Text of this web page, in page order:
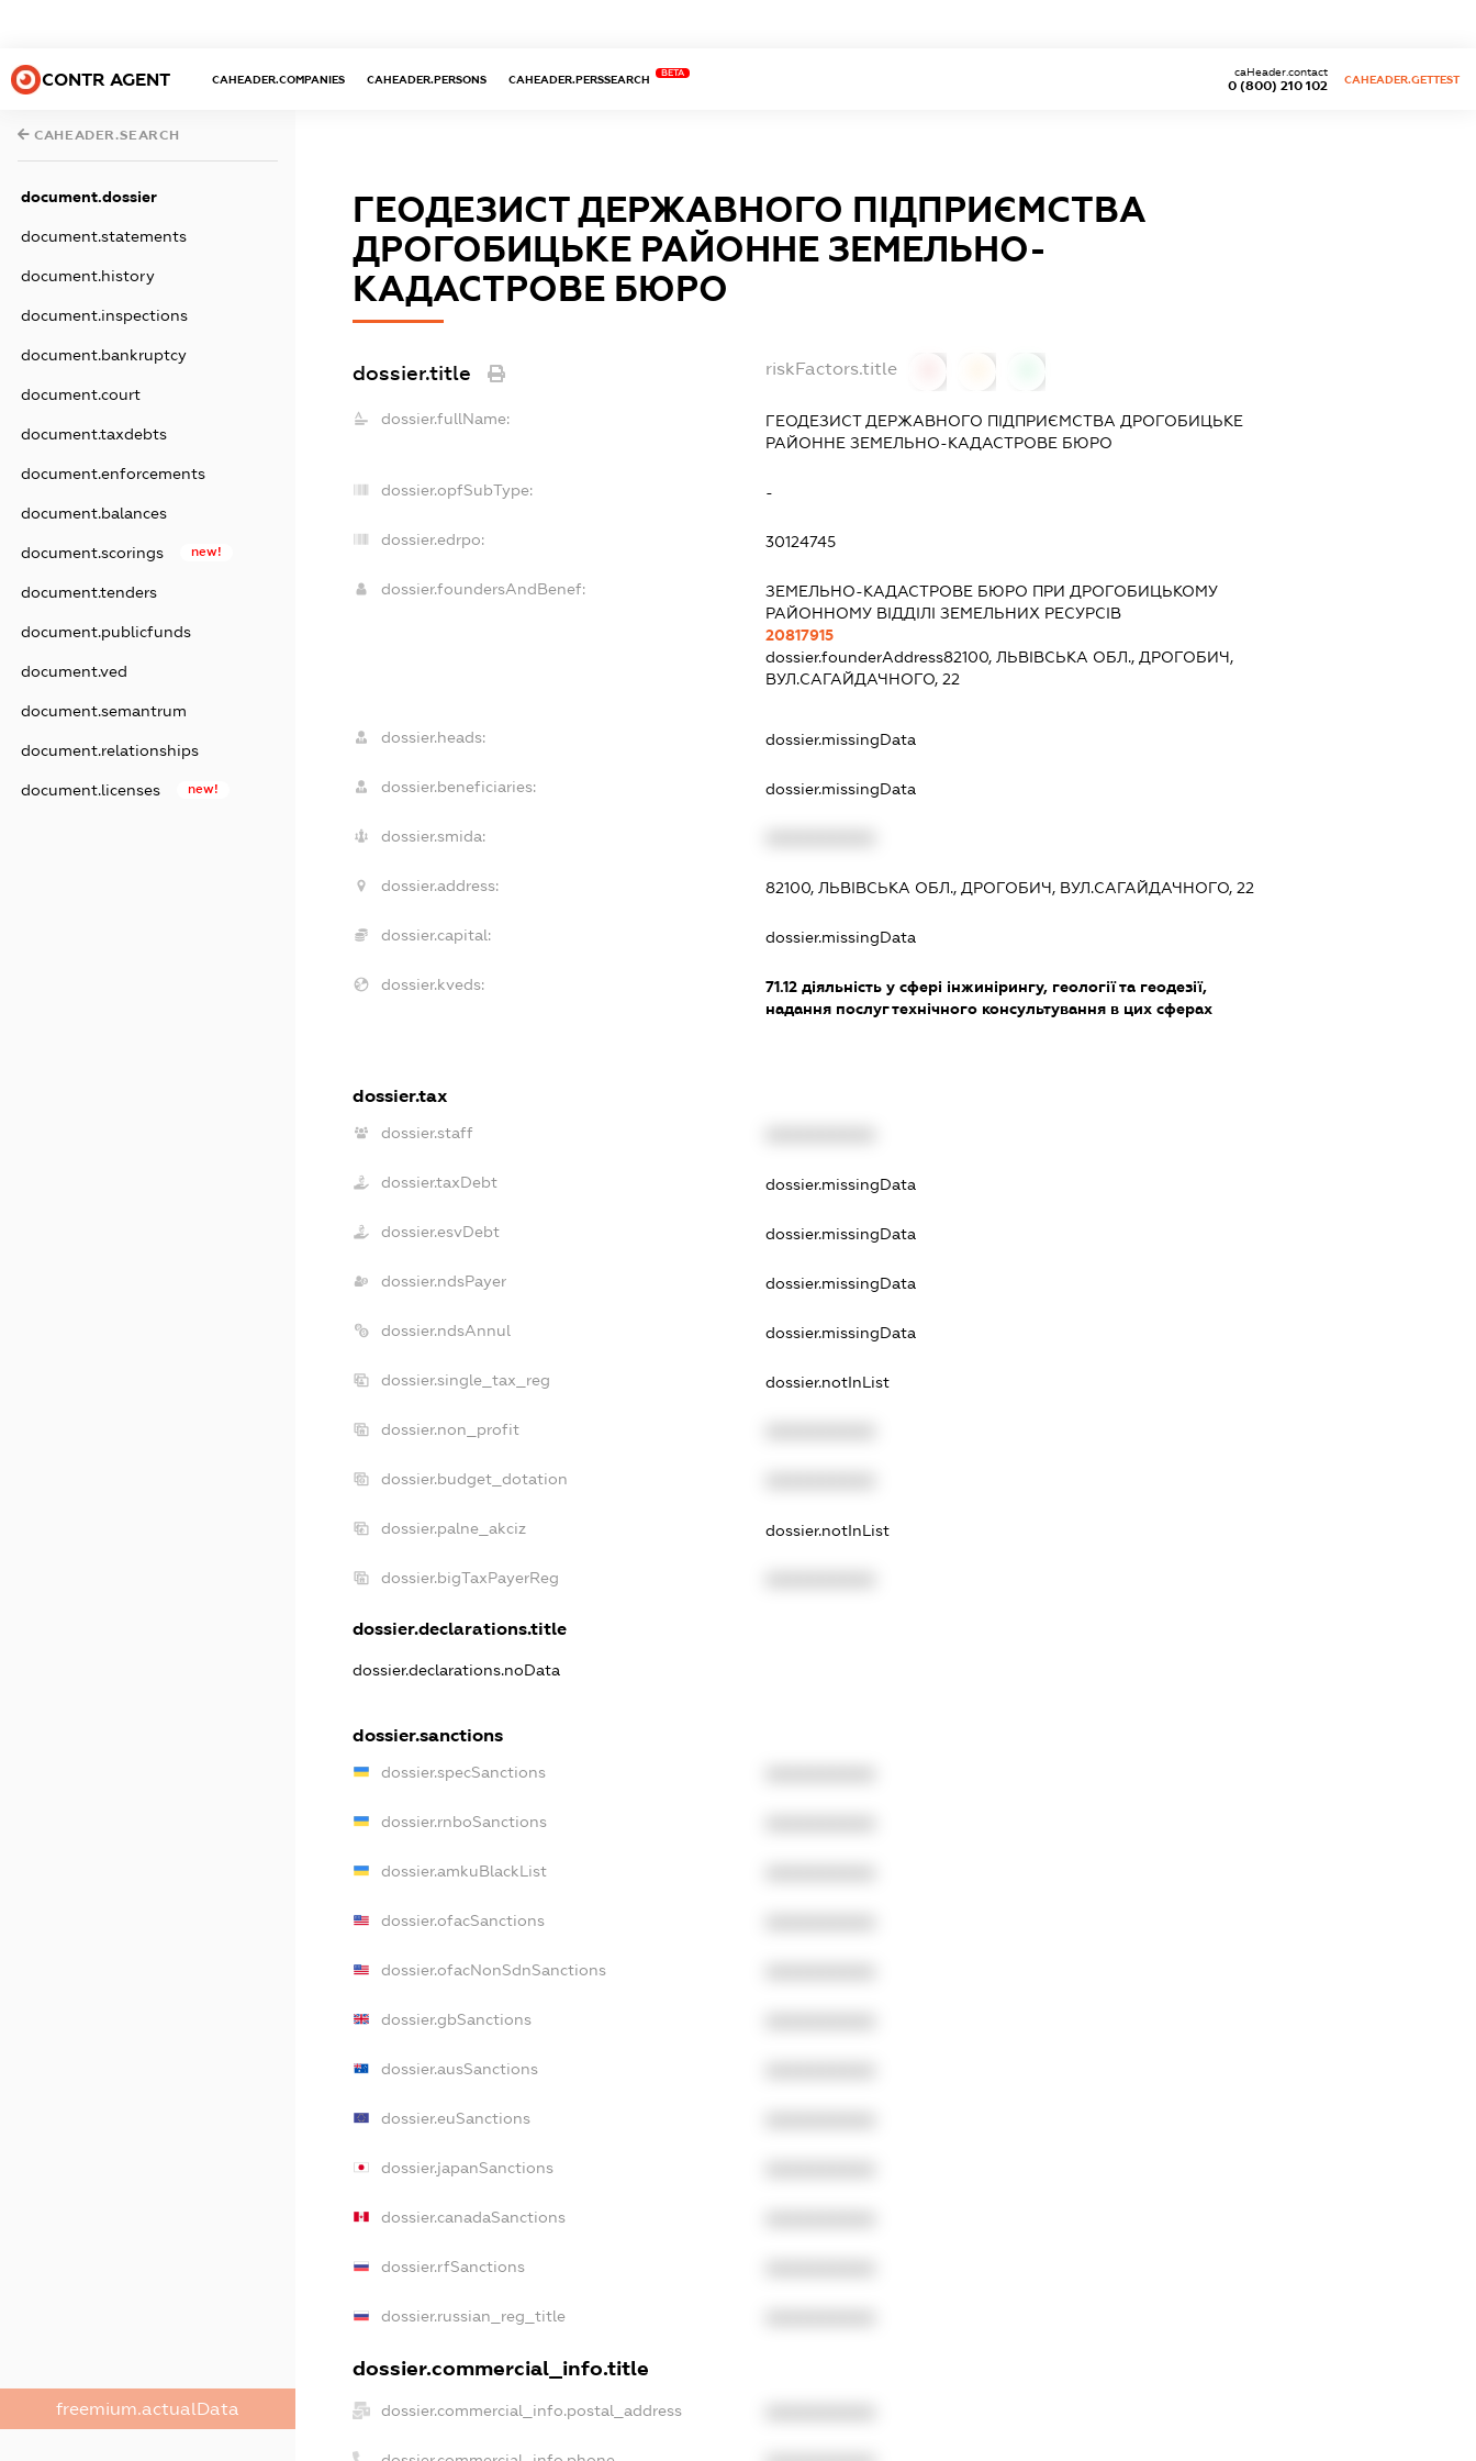
CONTR AGENT CAHEADER.COMPANIES CAHEADER.PERSONS CAHEADER.PERSSEARCH
BETA
0 (800) 210 102
caHeader.contact
CAHEADER.GETTEST
CAHEADER.SEARCH
document.dossier
document.statements
document.history
document.inspections
document.bankruptcy
document.court
document.taxdebts
document.enforcements
document.balances
document.scorings new!
document.tenders
document.publicfunds
document.ved
document.semantrum
document.relationships
document.licenses new!
freemium.actualData
ГЕОДЕЗИСТ ДЕРЖАВНОГО ПІДПРИЄМСТВА
ДРОГОБИЦЬКЕ РАЙОННЕ ЗЕМЕЛЬНО-
КАДАСТРОВЕ БЮРО
dossier.title riskFactors.title
dossier.fullName:
ГЕОДЕЗИСТ ДЕРЖАВНОГО ПІДПРИЄМСТВА ДРОГОБИЦЬКЕ
РАЙОННЕ ЗЕМЕЛЬНО-КАДАСТРОВЕ БЮРО
dossier.opfSubType: -
dossier.edrpo: 30124745
dossier.foundersAndBenef:
ЗЕМЕЛЬНО-КАДАСТРОВЕ БЮРО ПРИ ДРОГОБИЦЬКОМУ
РАЙОННОМУ ВІДДІЛІ ЗЕМЕЛЬНИХ РЕСУРСІВ
20817915
dossier.founderAddress82100, ЛЬВІВСЬКА ОБЛ., ДРОГОБИЧ,
ВУЛ.САГАЙДАЧНОГО, 22
dossier.heads: dossier.missingData
dossier.beneficiaries: dossier.missingData
dossier.smida:
dossier.address: 82100, ЛЬВІВСЬКА ОБЛ., ДРОГОБИЧ, ВУЛ.САГАЙДАЧНОГО, 22
dossier.capital: dossier.missingData
dossier.kveds: 71.12 діяльність у сфері інжинірингу, геології та геодезії,
надання послуг технічного консультування в цих сферах
dossier.tax
dossier.staff
dossier.taxDebt dossier.missingData
dossier.esvDebt dossier.missingData
dossier.ndsPayer dossier.missingData
dossier.ndsAnnul dossier.missingData
dossier.single_tax_reg dossier.notInList
dossier.non_profit
dossier.budget_dotation
dossier.palne_akciz dossier.notInList
dossier.bigTaxPayerReg
dossier.declarations.title
dossier.declarations.noData
dossier.sanctions
dossier.specSanctions
dossier.rnboSanctions
dossier.amkuBlackList
dossier.ofacSanctions
dossier.ofacNonSdnSanctions
dossier.gbSanctions
dossier.ausSanctions
dossier.euSanctions
dossier.japanSanctions
dossier.canadaSanctions
dossier.rfSanctions
dossier.russian_reg_title
dossier.commercial_info.title
dossier.commercial_info.postal_address